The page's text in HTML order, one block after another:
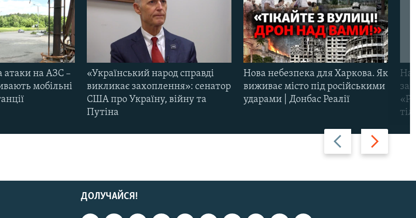
Назад Вперед
атаки на АЗС –
мобільні
«Український народ справді
викликає захоплення»: сенатор
США про Україну, війну та
Путіна
Нова небезпека для Харкова. Як
виживає місто під російськими
ударами | Донбас Реалії
ДОЛУЧАЙСЯ!